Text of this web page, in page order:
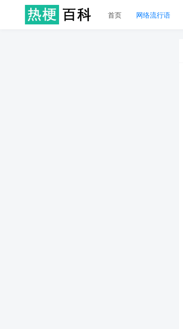
首页 网络流行语